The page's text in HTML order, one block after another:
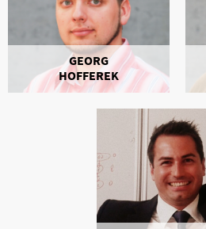
GEORG
HOFFEREK